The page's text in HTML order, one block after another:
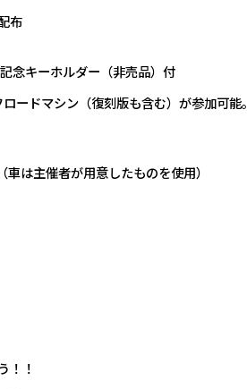
布
念キーホルダー（非売品）付
ードマシン（復刻版も含む）が参加可能。
は主催者が用意したものを使用）
！！